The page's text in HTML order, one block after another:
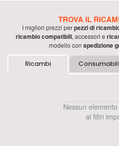
TROVA IL
I migliori prezzi perpezzi di
ricambio compatibili, accessori e
modello con spedizione
Ricambi Consumabili
Nessun
ai filtri